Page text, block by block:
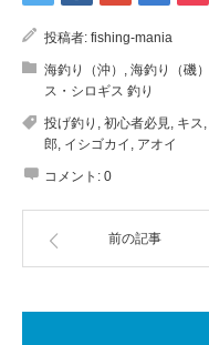
投稿者: fishing-mania
海釣り（沖） , 海釣り（磯）
ス・シロギス 釣り
投げ釣り , 初心者必見, キス,
郎, イシゴカイ , アオイ
コメント: 0
前の記事